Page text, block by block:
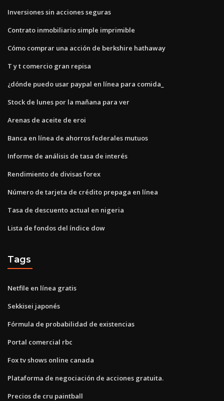
Inversiones sin acciones seguras
Contrato inmobiliario simple imprimible
Cómo comprar una acción de berkshire hathaway
T y t comercio gran repisa
¿dónde puedo usar paypal en línea para comida_
Stock de lunes por la mañana para ver
Arenas de aceite de eroi
Banca en línea de ahorros federales mutuos
Informe de análisis de tasa de interés
Rendimiento de divisas forex
Número de tarjeta de crédito prepaga en línea
Tasa de descuento actual en nigeria
Lista de fondos del índice dow
Tags
Netfile en línea gratis
Sekkisei japonés
Fórmula de probabilidad de existencias
Portal comercial rbc
Fox tv shows online canada
Plataforma de negociación de acciones gratuita.
Precios de cru paintball